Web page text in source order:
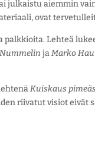
julkaistu aiemmin
ovat
Lehteä
jaMarko
Kuiskaus
riivatut visiot eivät